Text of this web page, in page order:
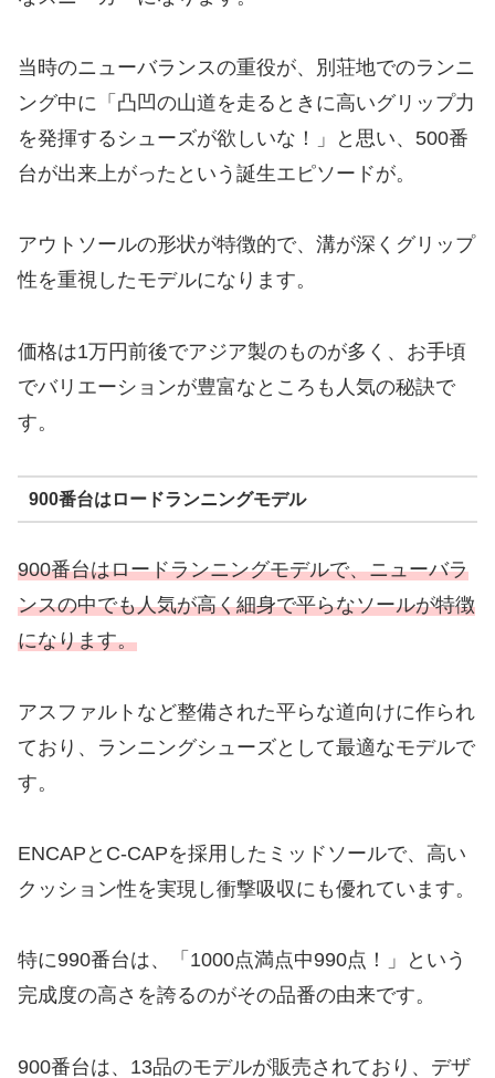
当時のニューバランスの重役が、別荘地でのランニ
ング中に「凸凹の山道を走るときに高いグリップ力
を発揮するシューズが欲しいな！」と思い、500番
台が出来上がったという誕生エピソードが。
アウトソールの形状が特徴的で、溝が深くグリップ
性を重視したモデルになります。
価格は1万円前後でアジア製のものが多く、お手頃
でバリエーションが豊富なところも人気の秘訣で
す。
900番台はロードランニングモデル
900番台はロードランニングモデルで、ニューバラ
ンスの中でも人気が高く細身で平らなソールが特徴
になります。
アスファルトなど整備された平らな道向けに作られ
ており、ランニングシューズとして最適なモデルで
す。
ENCAPとC-CAPを採用したミッドソールで、高い
クッション性を実現し衝撃吸収にも優れています。
特に990番台は、「1000点満点中990点！」という
完成度の高さを誇るのがその品番の由来です。
900番台は、13品のモデルが販売されており、デザ